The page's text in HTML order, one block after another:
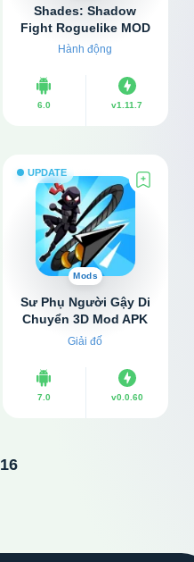
Shades: Shadow
Fight Roguelike MOD
APK v1.11.7 (Vô hạn
Hành động
6.0 v1.11.7
UPDATE
Mods
Sư Phụ Người Gậy Di
Chuyển 3D Mod APK
v0.0.60 (Hack tốc độ,
Giải đố
7.0 v0.0.60
16